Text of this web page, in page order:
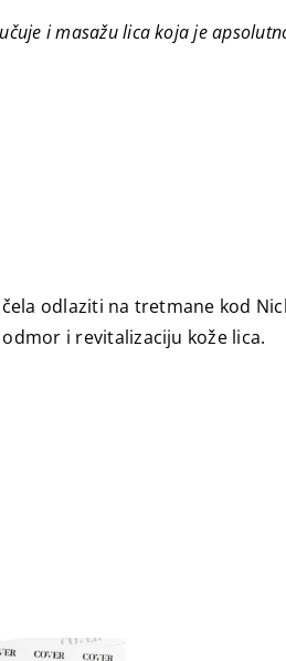
i masažu lica koja je
odlaziti na tretmane kod
i revitalizaciju kože lica.